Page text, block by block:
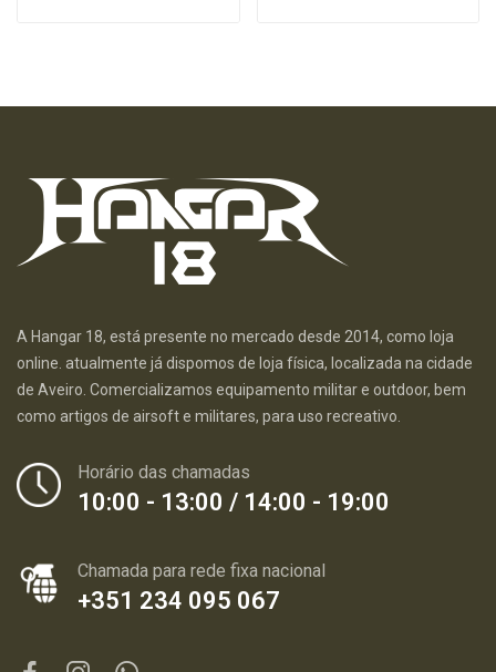
A Hangar 18, está presente no mercado desde 2014, como loja
online. atualmente já dispomos de loja física, localizada na cidade
de Aveiro. Comercializamos equipamento militar e outdoor, bem
como artigos de airsoft e militares, para uso recreativo.
Horário das chamadas
10:00 - 13:00 / 14:00 - 19:00
Chamada para rede fixa nacional
+351 234 095 067